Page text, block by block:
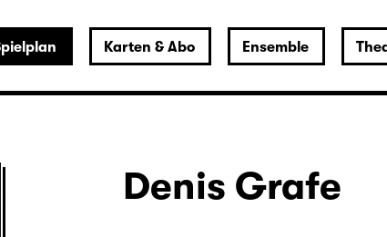
Karten & Abo Ensemble
Denis Grafe